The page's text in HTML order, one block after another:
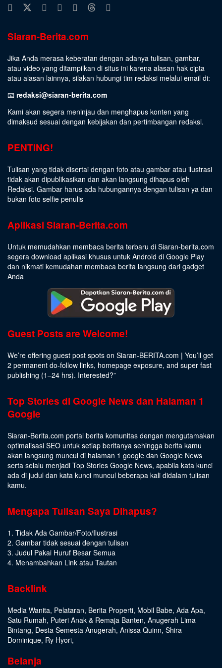
Siaran-Berita.com
Jika Anda merasa keberatan dengan adanya tulisan, gambar,
atau video yang ditampilkan di situs ini karena alasan hak cipta
atau alasan lainnya, silakan hubungi tim redaksi melalui email di:
📧 redaksi@siaran-berita.com
Kami akan segera meninjau dan menghapus konten yang
dimaksud sesuai dengan kebijakan dan pertimbangan redaksi.
PENTING!
Tulisan yang tidak disertai dengan foto atau gambar atau ilustrasi
tidak akan dipublikasikan dan akan langsung dihapus oleh
Redaksi. Gambar harus ada hubungannya dengan tulisan ya dan
bukan foto selfie penulis
Aplikasi Siaran-Berita.com
Untuk memudahkan membaca berita terbaru di Siaran-berita.com
segera download aplikasi khusus untuk Android di Google Play
dan nikmati kemudahan membaca berita langsung dari gadget
Anda
Guest Posts are Welcome!
We’re offering guest post spots on Siaran-BERITA.com | You’ll get
2 permanent do-follow links, homepage exposure, and super fast
publishing (1–24 hrs). Interested?”
Top Stories di Google News dan Halaman 1
Google
Siaran-Berita.com portal berita komunitas dengan mengutamakan
optimalisasi SEO untuk setiap beritanya sehingga berita kamu
akan langsung muncul di halaman 1 google dan Google News
serta selalu menjadi Top Stories Google News, apabila kata kunci
ada di judul dan kata kunci muncul beberapa kali didalam tulisan
kamu.
Mengapa Tulisan Saya Dihapus?
1. Tidak Ada Gambar/Foto/Ilustrasi
2. Gambar tidak sesuai dengan tulisan
3. Judul Pakai Huruf Besar Semua
4. Menambahkan Link atau Tautan
Backlink
Media Wanita, Pelataran, Berita Properti, Mobil Babe, Ada Apa,
Satu Rumah, Puteri Anak & Remaja Banten, Anugerah Lima
Bintang, Desta Semesta Anugerah, Anissa Quinn, Shira
Dominique, Ry Hyori,
Belanja